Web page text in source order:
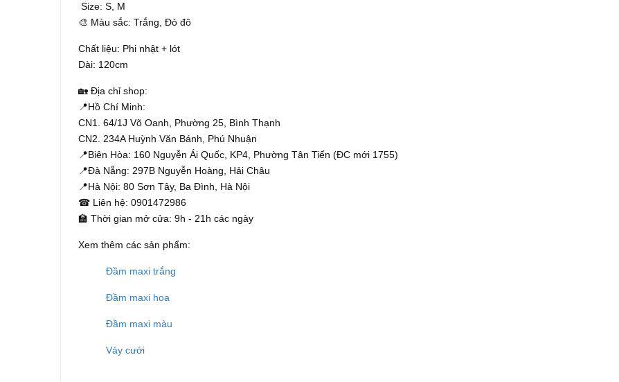
Size: S, M
🎨 Màu sắc: Trắng, Đỏ đô
Chất liệu: Phi nhật + lót
Dài: 120cm
🏡 Địa chỉ shop:
📍Hồ Chí Minh:
CN1. 64/1J Võ Oanh, Phường 25, Bình Thạnh
CN2. 234A Huỳnh Văn Bánh, Phú Nhuận
📍Biên Hòa: 160 Nguyễn Ái Quốc, KP4, Phường Tân Tiến (ĐC mới 1755)
📍Đà Nẵng: 297B Nguyễn Hoàng, Hải Châu
📍Hà Nội: 80 Sơn Tây, Ba Đình, Hà Nội
☎ Liên hệ: 0901472986
🏫 Thời gian mở cửa: 9h - 21h các ngày
Xem thêm các sản phẩm:
Đầm maxi trắng
Đầm maxi hoa
Đầm maxi màu
Váy cưới